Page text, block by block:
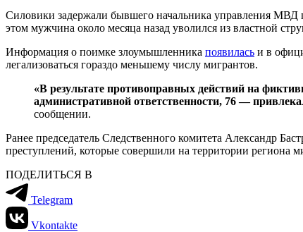
Силовики задержали бывшего начальника управления МВД
этом мужчина около месяца назад уволился из властной
Информация о поимке злоумышленника появилась и в
легализоваться гораздо меньшему числу мигрантов.
«В результате противоправных действий на
административной ответственности, 76 —
сообщении.
Ранее председатель Следственного комитета Александр
преступлений, которые совершили на территории региона
ПОДЕЛИТЬСЯ В
Telegram
Vkontakte